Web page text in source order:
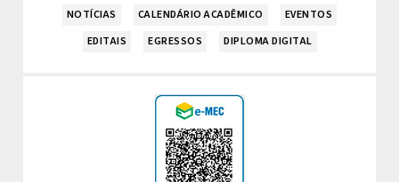
NOTÍCIAS CALENDÁRIO ACADÊMICO
EVENTOS
EDITAIS
EGRESSOS DIPLOMA DIGITAL